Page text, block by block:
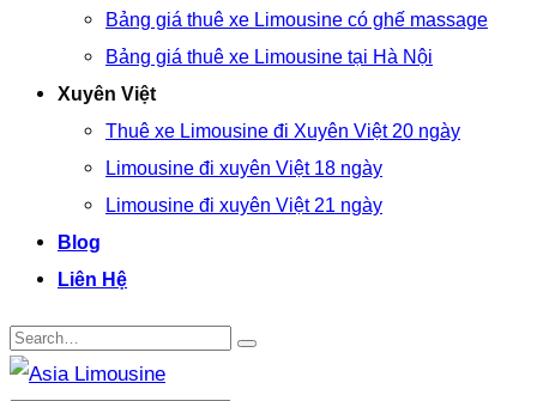
Bảng giá thuê xe Limousine có ghế massage
Bảng giá thuê xe Limousine tại Hà Nội
Xuyên Việt
Thuê xe Limousine đi Xuyên Việt 20 ngày
Limousine đi xuyên Việt 18 ngày
Limousine đi xuyên Việt 21 ngày
Blog
Liên Hệ